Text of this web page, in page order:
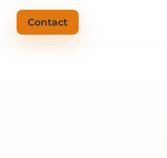
Contact